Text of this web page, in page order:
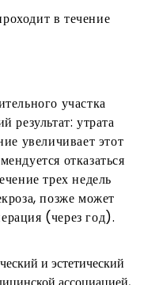
в течение
участка
результат: утрата
увеличивает этот
отказаться
трех недель
позже может
(через год).
и эстетический